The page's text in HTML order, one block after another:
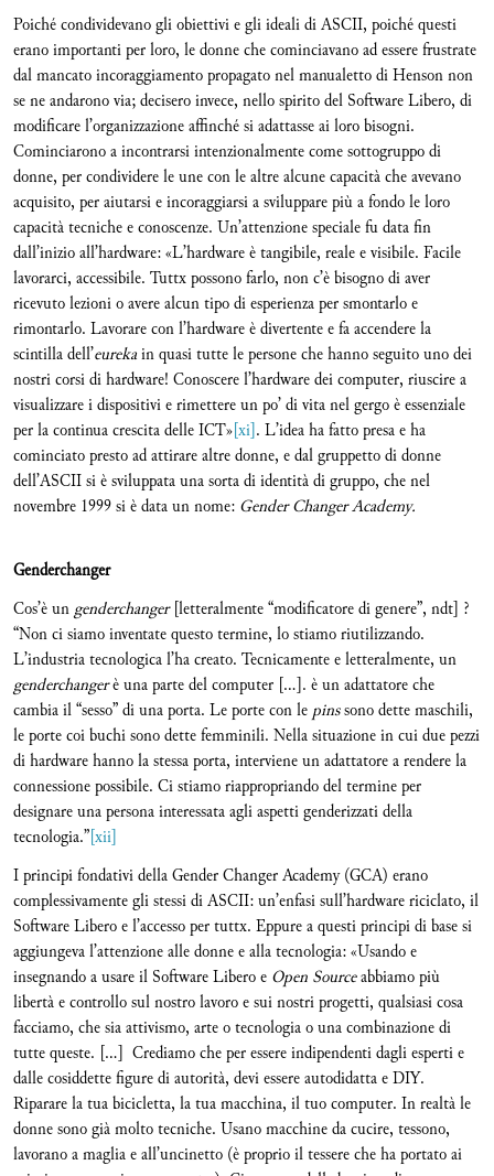
Poiché condividevano gli obiettivi e gli ideali di ASCII, poiché questi
erano importanti per loro, le donne che cominciavano ad essere frustrate
dal mancato incoraggiamento propagato nel manualetto di Henson non
se ne andarono via; decisero invece, nello spirito del Software Libero, di
modificare l’organizzazione affinché si adattasse ai loro bisogni.
Cominciarono a incontrarsi intenzionalmente come sottogruppo di
donne, per condividere le une con le altre alcune capacità che avevano
acquisito, per aiutarsi e incoraggiarsi a sviluppare più a fondo le loro
capacità tecniche e conoscenze. Un’attenzione speciale fu data fin
dall’inizio all’hardware: «L’hardware è tangibile, reale e visibile. Facile
lavorarci, accessibile. Tuttx possono farlo, non c’è bisogno di aver
ricevuto lezioni o avere alcun tipo di esperienza per smontarlo e
rimontarlo. Lavorare con l’hardware è divertente e fa accendere la
scintilla dell’eurekain quasi tutte le persone che hanno seguito uno dei
nostri corsi di hardware! Conoscere l’hardware dei computer, riuscire a
visualizzare i dispositivi e rimettere un po’ di vita nel gergo è essenziale
per la continua crescita delle ICT»[xi]. L’idea ha fatto presa e ha
cominciato presto ad attirare altre donne, e dal gruppetto di donne
dell’ASCII si è sviluppata una sorta di identità di gruppo, che nel
novembre 1999 si è data un nome: Gender Changer Academy.
Genderchanger
Cos’è ungenderchanger[letteralmente “modificatore di genere”, ndt] ?
“Non ci siamo inventate questo termine, lo stiamo riutilizzando.
L’industria tecnologica l’ha creato. Tecnicamente e letteralmente, un
genderchangerè una parte del computer […]. è un adattatore che
cambia il “sesso” di una porta. Le porte con le pinssono dette maschili,
le porte coi buchi sono dette femminili. Nella situazione in cui due pezzi
di hardware hanno la stessa porta, interviene un adattatore a rendere la
connessione possibile. Ci stiamo riappropriando del termine per
designare una persona interessata agli aspetti genderizzati della
tecnologia.”[xii]
I principi fondativi della Gender Changer Academy (GCA) erano
complessivamente gli stessi di ASCII: un’enfasi sull’hardware riciclato, il
Software Libero e l’accesso per tuttx. Eppure a questi principi di base si
aggiungeva l’attenzione alle donne e alla tecnologia: «Usando e
insegnando a usare il Software Libero e Open Sourceabbiamo più
libertà e controllo sul nostro lavoro e sui nostri progetti, qualsiasi cosa
facciamo, che sia attivismo, arte o tecnologia o una combinazione di
tutte queste. […] Crediamo che per essere indipendenti dagli esperti e
dalle cosiddette figure di autorità, devi essere autodidatta e DIY.
Riparare la tua bicicletta, la tua macchina, il tuo computer. In realtà le
donne sono già molto tecniche. Usano macchine da cucire, tessono,
lavorano a maglia e all’uncinetto (è proprio il tessere che ha portato ai